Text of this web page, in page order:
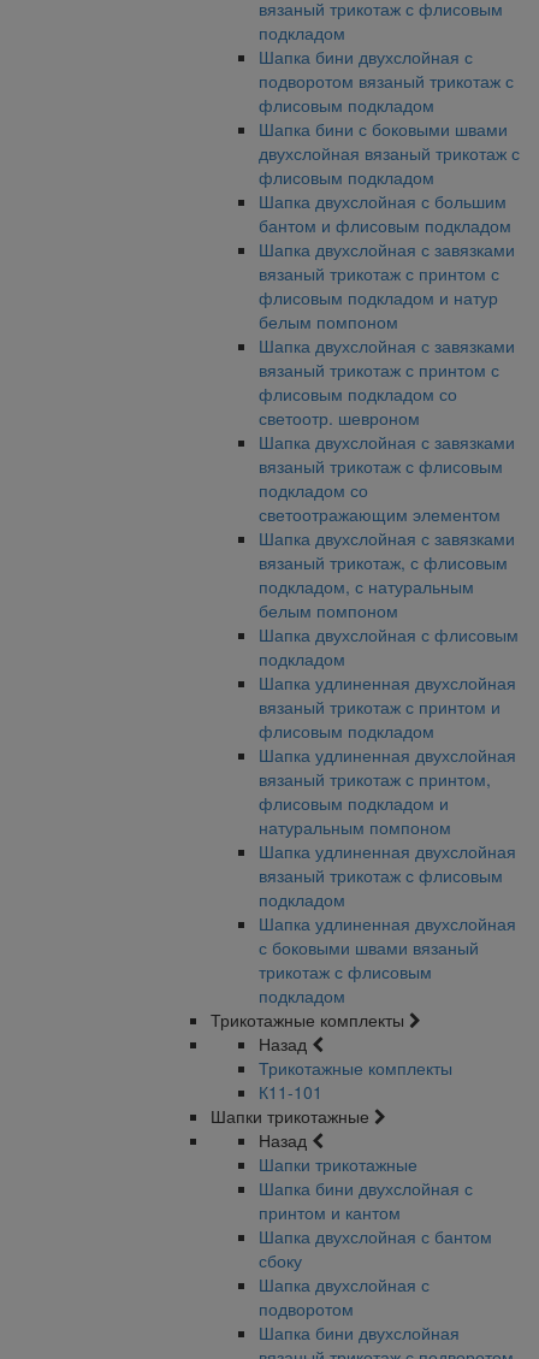
вязаный трикотаж с флисовым
подкладом
Шапка бини двухслойная с
подворотом вязаный трикотаж с
флисовым подкладом
Шапка бини с боковыми швами
двухслойная вязаный трикотаж с
флисовым подкладом
Шапка двухслойная с большим
бантом и флисовым подкладом
Шапка двухслойная с завязками
вязаный трикотаж с принтом с
флисовым подкладом и натур
белым помпоном
Шапка двухслойная с завязками
вязаный трикотаж с принтом с
флисовым подкладом со
светоотр. шевроном
Шапка двухслойная с завязками
вязаный трикотаж с флисовым
подкладом со
светоотражающим элементом
Шапка двухслойная с завязками
вязаный трикотаж, с флисовым
подкладом, с натуральным
белым помпоном
Шапка двухслойная с флисовым
подкладом
Шапка удлиненная двухслойная
вязаный трикотаж с принтом и
флисовым подкладом
Шапка удлиненная двухслойная
вязаный трикотаж с принтом,
флисовым подкладом и
натуральным помпоном
Шапка удлиненная двухслойная
вязаный трикотаж с флисовым
подкладом
Шапка удлиненная двухслойная
с боковыми швами вязаный
трикотаж с флисовым
подкладом
Трикотажные комплекты
Назад
Трикотажные комплекты
К11-101
Шапки трикотажные
Назад
Шапки трикотажные
Шапка бини двухслойная с
принтом и кантом
Шапка двухслойная с бантом
сбоку
Шапка двухслойная с
подворотом
Шапка бини двухслойная